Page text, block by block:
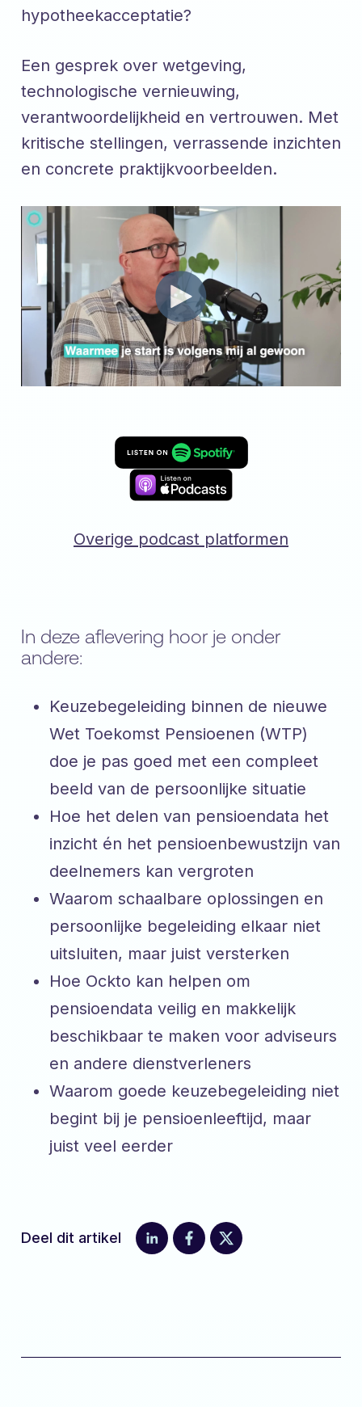
hypotheekacceptatie?
Een gesprek over wetgeving,
technologische vernieuwing,
verantwoordelijkheid en vertrouwen. Met
kritische stellingen, verrassende inzichten
en concrete praktijkvoorbeelden.
Overige podcast platformen
In deze aflevering hoor je onder
andere:
Keuzebegeleiding binnen de nieuwe
Wet Toekomst Pensioenen (WTP)
doe je pas goed met een compleet
beeld van de persoonlijke situatie
Hoe het delen van pensioendata het
inzicht én het pensioenbewustzijn van
deelnemers kan vergroten
Waarom schaalbare oplossingen en
persoonlijke begeleiding elkaar niet
uitsluiten, maar juist versterken
Hoe Ockto kan helpen om
pensioendata veilig en makkelijk
beschikbaar te maken voor adviseurs
en andere dienstverleners
Waarom goede keuzebegeleiding niet
begint bij je pensioenleeftijd, maar
juist veel eerder
Deel dit artikel